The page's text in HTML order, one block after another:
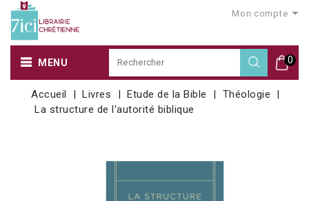
Mon compte
0
MENU
Accueil Livres Etude de la Bible
Théologie
La structure de l'autorité biblique